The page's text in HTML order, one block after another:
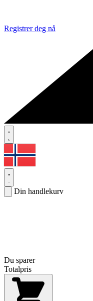
Registrer deg nå
Din handlekurv
Du sparer
Totalpris